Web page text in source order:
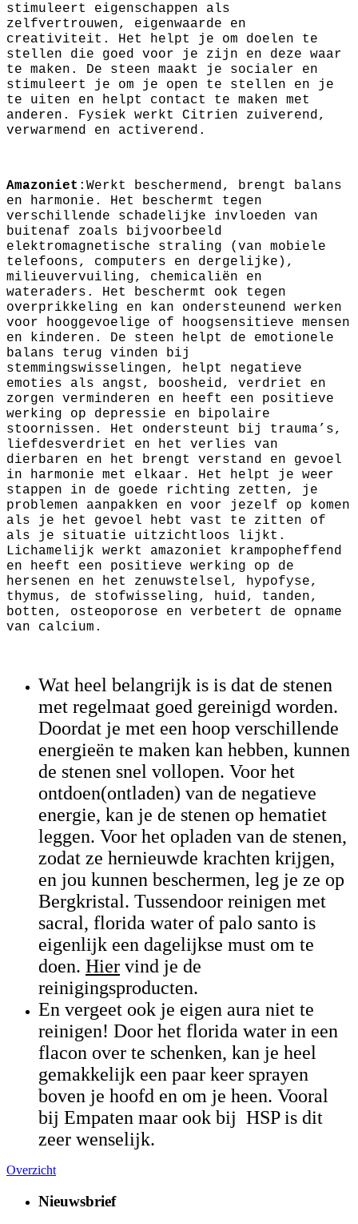
stimuleert eigenschappen als
zelfvertrouwen, eigenwaarde en
creativiteit. Het helpt je om doelen te
stellen die goed voor je zijn en deze waar
te maken. De steen maakt je socialer en
stimuleert je om je open te stellen en je
te uiten en helpt contact te maken met
anderen. Fysiek werkt Citrien zuiverend,
verwarmend en activerend.
Amazoniet :Werkt beschermend, brengt balans
en harmonie. Het beschermt tegen
verschillende schadelijke invloeden van
buitenaf zoals bijvoorbeeld
elektromagnetische straling (van mobiele
telefoons, computers en dergelijke),
milieuvervuiling, chemicaliën en
wateraders. Het beschermt ook tegen
overprikkeling en kan ondersteunend werken
voor hooggevoelige of hoogsensitieve mensen
en kinderen. De steen helpt de emotionele
balans terug vinden bij
stemmingswisselingen, helpt negatieve
emoties als angst, boosheid, verdriet en
zorgen verminderen en heeft een positieve
werking op depressie en bipolaire
stoornissen. Het ondersteunt bij trauma’s,
liefdesverdriet en het verlies van
dierbaren en het brengt verstand en gevoel
in harmonie met elkaar. Het helpt je weer
stappen in de goede richting zetten, je
problemen aanpakken en voor jezelf op komen
als je het gevoel hebt vast te zitten of
als je situatie uitzichtloos lijkt.
Lichamelijk werkt amazoniet krampopheffend
en heeft een positieve werking op de
hersenen en het zenuwstelsel, hypofyse,
thymus, de stofwisseling, huid, tanden,
botten, osteoporose en verbetert de opname
van calcium.
Wat heel belangrijk is is dat de stenen
met regelmaat goed gereinigd worden.
Doordat je met een hoop verschillende
energieën te maken kan hebben, kunnen
de stenen snel vollopen. Voor het
ontdoen(ontladen) van de negatieve
energie, kan je de stenen op hematiet
leggen. Voor het opladen van de stenen,
zodat ze hernieuwde krachten krijgen,
en jou kunnen beschermen, leg je ze op
Bergkristal. Tussendoor reinigen met
sacral, florida water of palo santo is
eigenlijk een dagelijkse must om te
doen. Hier vind je de
reinigingsproducten.
En vergeet ook je eigen aura niet te
reinigen! Door het florida water in een
flacon over te schenken, kan je heel
gemakkelijk een paar keer sprayen
boven je hoofd en om je heen. Vooral
bij Empaten maar ook bij HSP is dit
zeer wenselijk.
Overzicht
Nieuwsbrief